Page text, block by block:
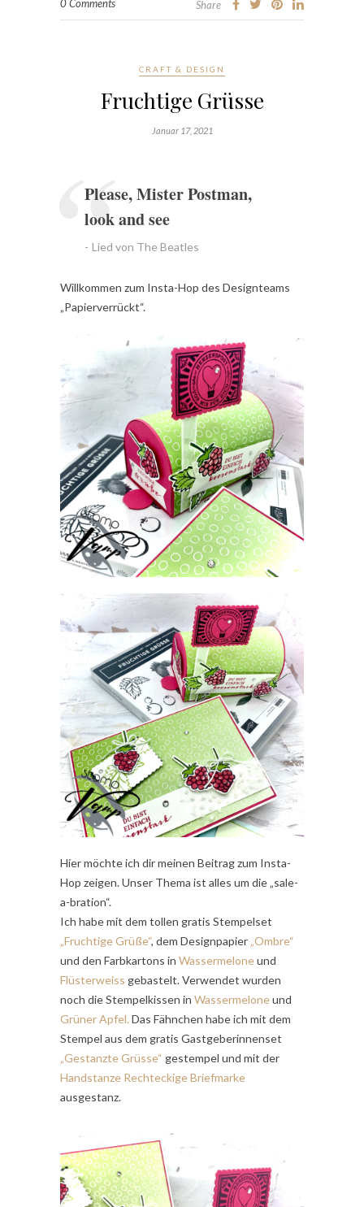
0 Comments Share
CRAFT & DESIGN
Fruchtige Grüsse
Januar 17, 2021
Please, Mister Postman,
look and see
Lied von The Beatles
Willkommen zum Insta-Hop des Designteams
„Papierverrückt“.
Hier möchte ich dir meinen Beitrag zum Insta-
Hop zeigen. Unser Thema ist alles um die „sale-
a-bration“.
Ich habe mit dem tollen gratis Stempelset
„Fruchtige Grüße“, dem Designpapier „Ombre“
und den Farbkartons in Wassermeloneund
Flüsterweiss gebastelt. Verwendet wurden
noch die Stempelkissen in Wassermeloneund
Grüner Apfel. Das Fähnchen habe ich mit dem
Stempel aus dem gratis Gastgeberinnenset
„Gestanzte Grüsse“ gestempel und mit der
Handstanze Rechteckige Briefmarke
ausgestanz.